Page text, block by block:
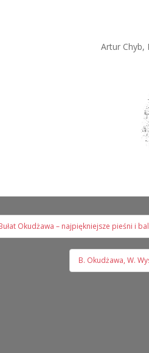
Artur Chyb,
Okudżawa – najpiękniejsze pieśni i
B. Okudżawa, W.